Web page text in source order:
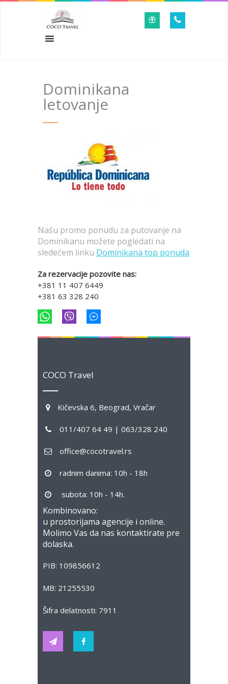
Dominikana
letovanje
Našu promo ponudu za putovanje na
Dominikanu možete pogledati na
sledećem linku Dominikana top ponuda
Za rezervacije pozovite nas:
+381 11 407 6449
+381 63 328 240
COCO Travel
Kičevska 6, Beograd, Vračar
011/407 64 49 | 063/328 240
office@cocotravel.rs
radnim danima: 10h - 18h
subota: 10h - 14h.
Kombinovano:
u prostorijama agencije i online.
Molimo Vas da nas kontaktirate pre
dolaska.
PIB: 109856612
MB: 21255530
Šifra delatnosti: 7911